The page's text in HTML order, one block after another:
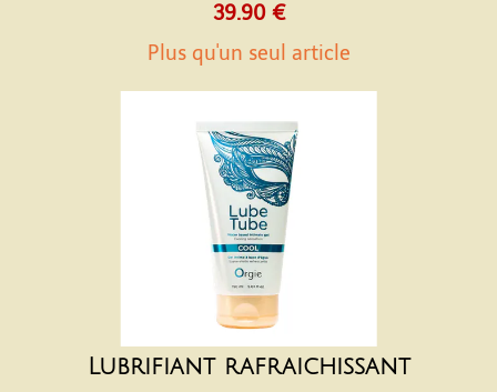
39.90 €
Plus qu'un seul article
Lubrifiant rafraichissant